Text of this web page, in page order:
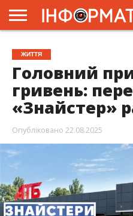
ГОЛОВНА
ЖИТТЯ
ВЛАДА
ГРОШІ
ТРЕШ
ПРЕС-
РЕЛІЗИ
РЕКЛАМА
ПРОЕКТИ
ЖИТТЯ
Головний
гривень:
«Знайстер»
Опубліковано 22.08.2025